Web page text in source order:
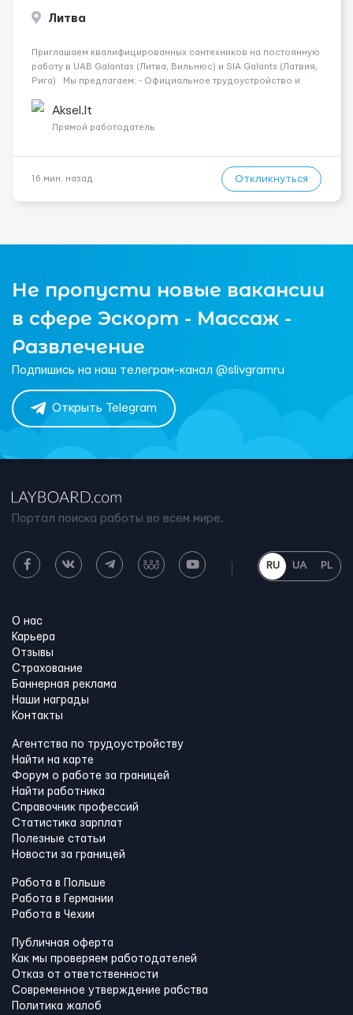
Литва
Приглашаем квалифицированных сантехников на постоянную
работу в UAB Galantas (Литва, Вильнюс) и SIA Galants (Латвия,
Рига) Мы предлагаем: - Официальное трудоустройство и
плату для квалифицированного сантехника 9,5 евро/час, ...
Aksel.lt
Прямой работодатель
16 мин. назад Откликнуться
Не пропусти новые вакансии
в сфере Эскорт - Массаж -
Развлечение
Подпишись на наш телеграм-канал @slivgramru
Открыть Telegram
Портал поиска работы во всем мире.
RU UA PL
О нас
Карьера
Отзывы
Страхование
Баннерная реклама
Наши награды
Контакты
Агентства по трудоустройству
Найти на карте
Форум о работе за границей
Найти работника
Справочник профессий
Статистика зарплат
Полезные статьи
Новости за границей
Работа в Польше
Работа в Германии
Работа в Чехии
Публичная оферта
Как мы проверяем работодателей
Отказ от ответственности
Современное утверждение рабства
Политика жалоб